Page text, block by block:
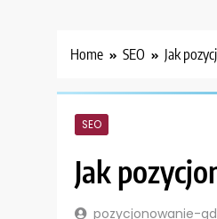
Home SEO Jak
SEO
Jak
pozycjonowanie-